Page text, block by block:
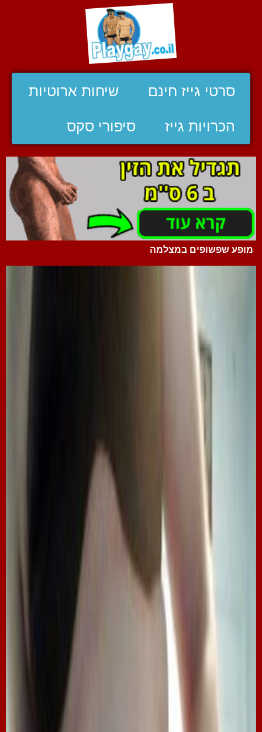
סרטי גייז חינם שיחות ארוטיות
הכרויות גייז סיפורי סקס
מופע שפשופים במצלמה